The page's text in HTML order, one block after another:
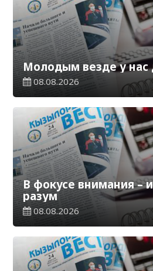
Молодым везде у нас
08.08.2026
В фокусе внимания –
разум
08.08.2026